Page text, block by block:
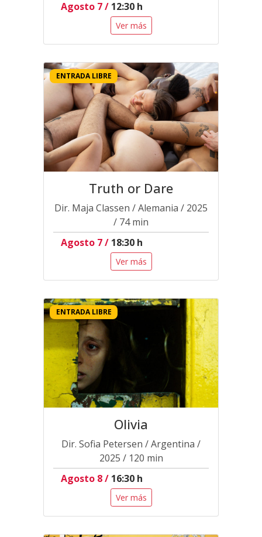
Agosto 7 / 12:30 h
Ver más
Truth or Dare
Dir. Maja Classen / Alemania / 2025
/ 74 min
ENTRADA LIBRE
Agosto 7 / 18:30 h
Ver más
Olivia
Dir. Sofia Petersen / Argentina /
2025 / 120 min
ENTRADA LIBRE
Agosto 8 / 16:30 h
Ver más